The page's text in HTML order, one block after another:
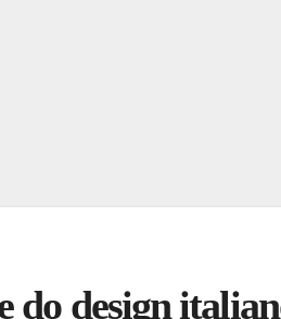
do design